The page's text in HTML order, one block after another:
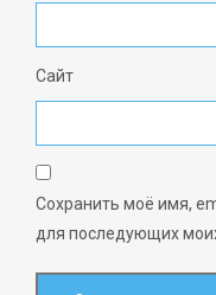
Сайт
Сохранить моё имя,
для последующих